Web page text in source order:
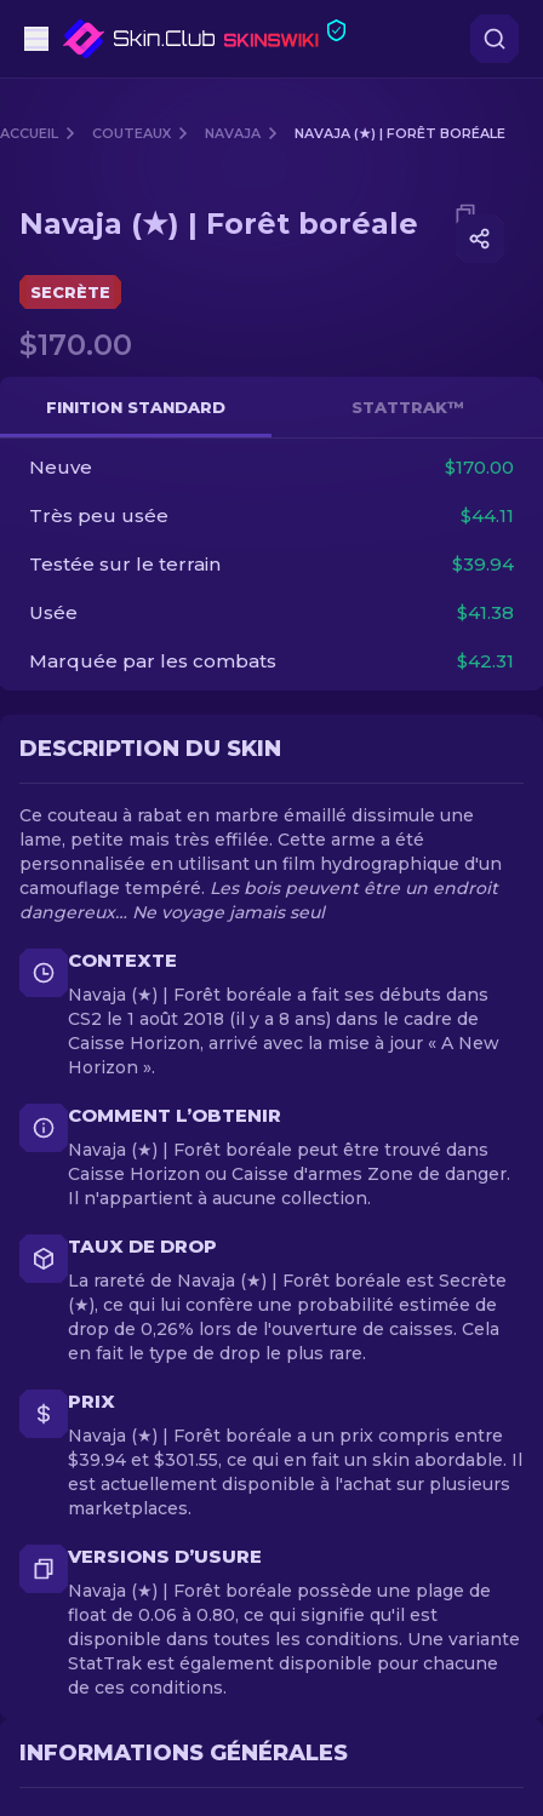
Fusils
Fusils de Précision
Couteaux
Gants
Caisses
Autre
ACCUEIL COUTEAUX NAVAJA NAVAJA (★) | FORÊT BORÉALE
Media of Navaja (★) | Forêt boréale
Navaja (★) | Forêt boréale
SECRÈTE
$170.00
FINITION STANDARD STATTRAK™
Neuve $170.00
Très peu usée $44.11
Testée sur le terrain $39.94
Usée $41.38
Marquée par les combats $42.31
DESCRIPTION DU SKIN
Ce couteau à rabat en marbre émaillé dissimule une
lame, petite mais très effilée. Cette arme a été
personnalisée en utilisant un film hydrographique d'un
camouflage tempéré. Les bois peuvent être un endroit
dangereux… Ne voyage jamais seul
CONTEXTE
Navaja (★) | Forêt boréale a fait ses débuts dans
CS2 le 1 août 2018 (il y a 8 ans) dans le cadre de
Caisse Horizon, arrivé avec la mise à jour « A New
Horizon ».
COMMENT L’OBTENIR
Navaja (★) | Forêt boréale peut être trouvé dans
Caisse Horizon ou Caisse d'armes Zone de danger.
Il n'appartient à aucune collection.
TAUX DE DROP
La rareté de Navaja (★) | Forêt boréale est Secrète
(★), ce qui lui confère une probabilité estimée de
drop de 0,26% lors de l'ouverture de caisses. Cela
en fait le type de drop le plus rare.
PRIX
Navaja (★) | Forêt boréale a un prix compris entre
$39.94 et $301.55, ce qui en fait un skin abordable. Il
est actuellement disponible à l'achat sur plusieurs
marketplaces.
VERSIONS D’USURE
Navaja (★) | Forêt boréale possède une plage de
float de 0.06 à 0.80, ce qui signifie qu'il est
disponible dans toutes les conditions. Une variante
StatTrak est également disponible pour chacune
de ces conditions.
INFORMATIONS GÉNÉRALES